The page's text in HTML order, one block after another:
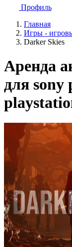
Профиль
Главная
Игры -
Darker Skies
Аренда
для sony